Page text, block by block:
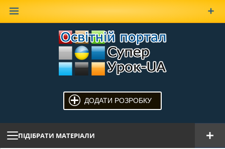
ДОДАТИ РОЗРОБКУ
ПІДІБРАТИ МАТЕРІАЛИ